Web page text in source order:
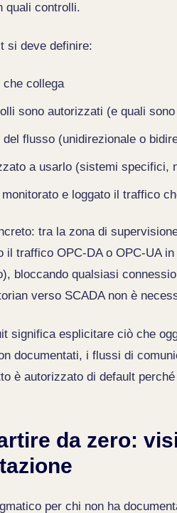
quali controlli.
si deve definire:
che collega
sono autorizzati (e quali
del flusso (unidirezionale o
a usarlo (sistemi specifici,
e loggato il traffico
tra la zona di
il traffico OPC-DA o OPC-UA
bloccando qualsiasi
verso SCADA non è
significa esplicitare ciò che
documentati, i flussi di
è autorizzato di default
da zero:
per chi non ha